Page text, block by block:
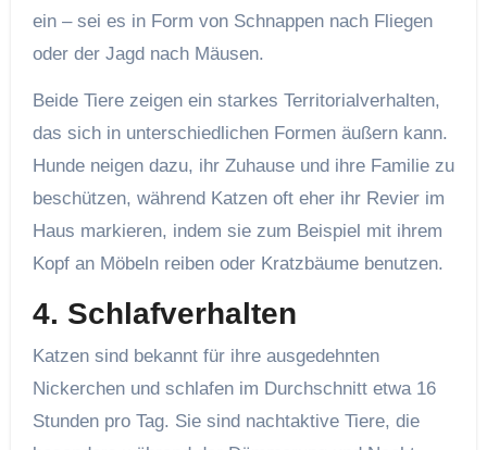
ein – sei es in Form von Schnappen nach Fliegen
oder der Jagd nach Mäusen.
Beide Tiere zeigen ein starkes Territorialverhalten,
das sich in unterschiedlichen Formen äußern kann.
Hunde neigen dazu, ihr Zuhause und ihre Familie zu
beschützen, während Katzen oft eher ihr Revier im
Haus markieren, indem sie zum Beispiel mit ihrem
Kopf an Möbeln reiben oder Kratzbäume benutzen.
4. Schlafverhalten
Katzen sind bekannt für ihre ausgedehnten
Nickerchen und schlafen im Durchschnitt etwa 16
Stunden pro Tag. Sie sind nachtaktive Tiere, die